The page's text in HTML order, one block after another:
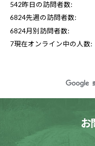
542昨日の訪問者数:
6824先週の訪問者数:
6824月別訪問者数:
7現在オンライン中の人数:
お